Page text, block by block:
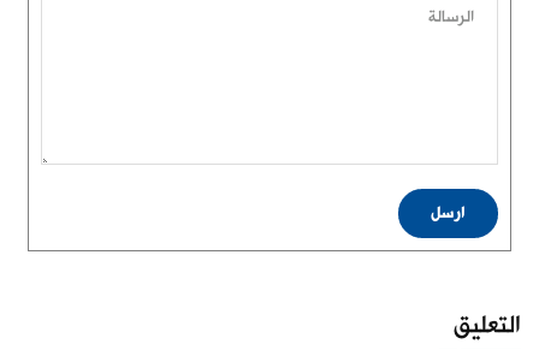
الرسالة
ارسل
التعليق